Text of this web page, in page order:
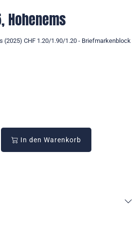
Hohenems
(2025) CHF 1.20/1.90/1.20 - Briefmarkenblock
In den Warenkorb